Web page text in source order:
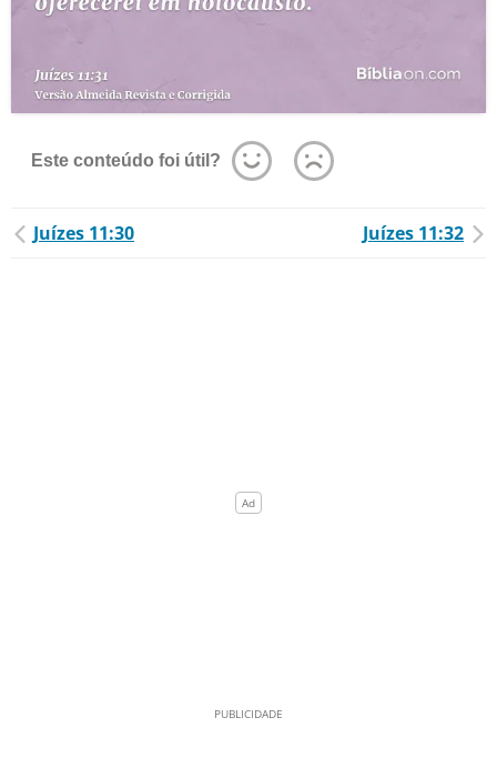
Este conteúdo foi útil?
Juízes 11:30 Juízes 11:32